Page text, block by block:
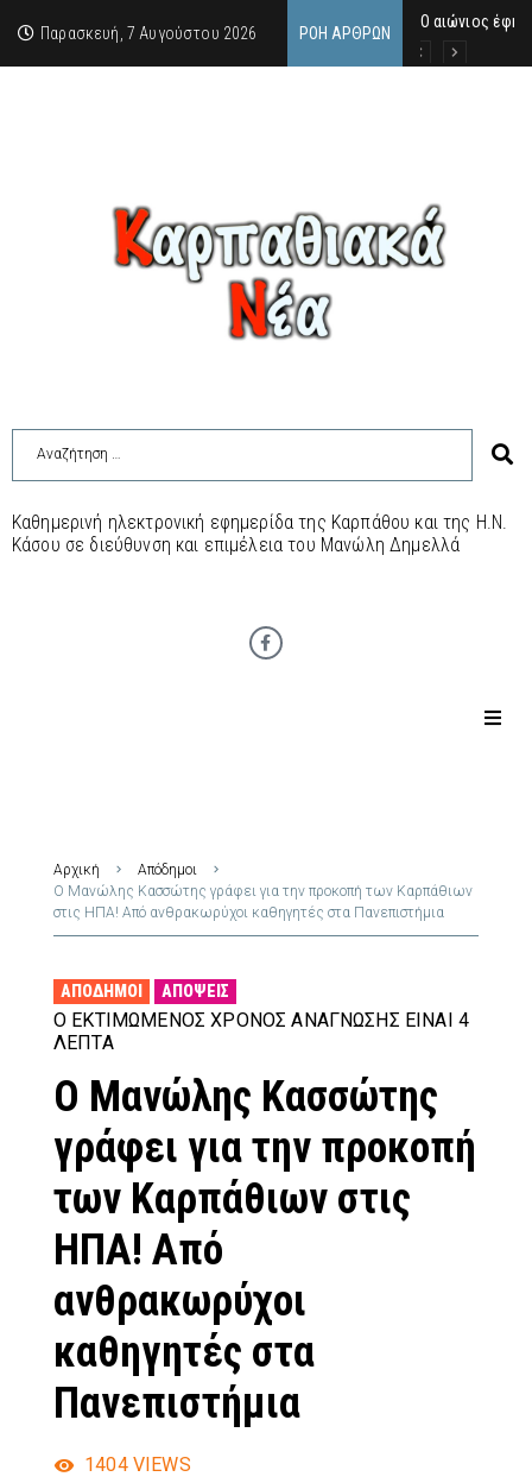
Παρασκευή, 7 Αυγούστου 2026 ΡΟΉ ΆΡΘΡΩΝ
Ο αιώνιος
Δικαστική
Άμεση
Καθημερινή ηλεκτρονική εφημερίδα της Καρπάθου και της Η.Ν.
Κάσου σε διεύθυνση και επιμέλεια του Μανώλη Δημελλά
Αρχική
Απόδημοι
Ο Μανώλης Κασσώτης γράφει για την προκοπή των Καρπάθιων
στις ΗΠΑ! Από ανθρακωρύχοι καθηγητές στα Πανεπιστήμια
ΑΠΌΔΗΜΟΙ ΑΠΌΨΕΙΣ
Ο ΕΚΤΙΜΏΜΕΝΟΣ ΧΡΌΝΟΣ ΑΝΆΓΝΩΣΗΣ ΕΊΝΑΙ 4
ΛΕΠΤΆ
Ο Μανώλης Κασσώτης
γράφει για την προκοπή
των Καρπάθιων στις
ΗΠΑ! Από
ανθρακωρύχοι
καθηγητές στα
Πανεπιστήμια
1404 VIEWS